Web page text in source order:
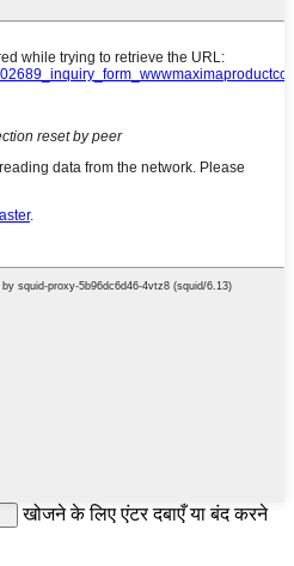
खोजने के लिए एंटर दबाएँ या बंद करने